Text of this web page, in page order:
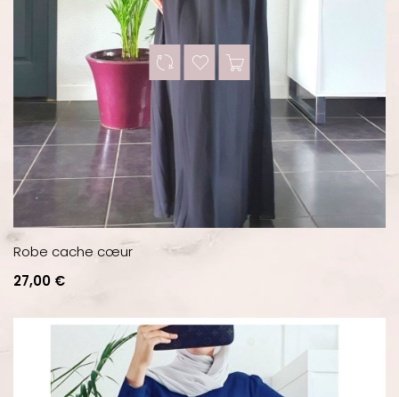
Robe cache cœur
Prix
27,00 €